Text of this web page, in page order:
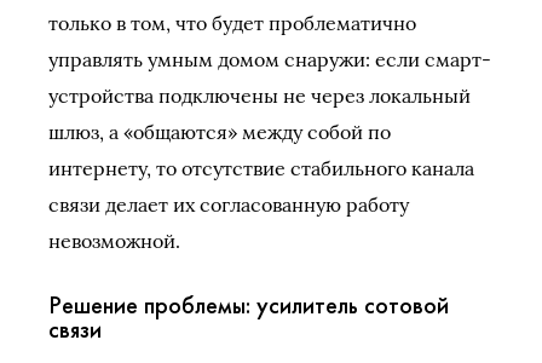
только в том, что будет проблематично
управлять умным домом снаружи: если смарт-
устройства подключены не через локальный
шлюз, а «общаются» между собой по
интернету, то отсутствие стабильного канала
связи делает их согласованную работу
невозможной.
Решение проблемы: усилитель сотовой
связи